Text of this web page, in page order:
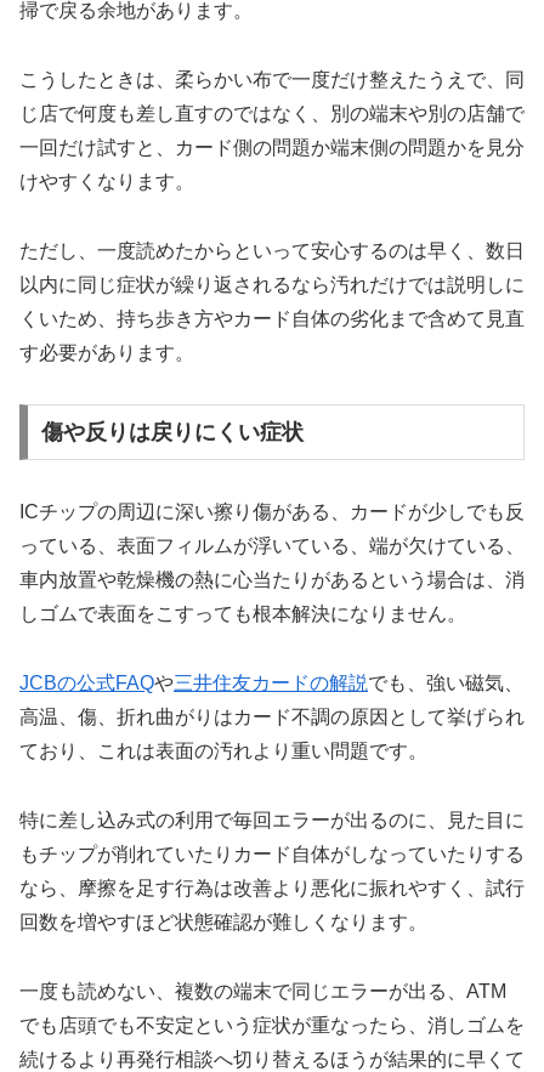
掃で戻る余地があります。
こうしたときは、柔らかい布で一度だけ整えたうえで、同
じ店で何度も差し直すのではなく、別の端末や別の店舗で
一回だけ試すと、カード側の問題か端末側の問題かを見分
けやすくなります。
ただし、一度読めたからといって安心するのは早く、数日
以内に同じ症状が繰り返されるなら汚れだけでは説明しに
くいため、持ち歩き方やカード自体の劣化まで含めて見直
す必要があります。
傷や反りは戻りにくい症状
ICチップの周辺に深い擦り傷がある、カードが少しでも反
っている、表面フィルムが浮いている、端が欠けている、
車内放置や乾燥機の熱に心当たりがあるという場合は、消
しゴムで表面をこすっても根本解決になりません。
JCBの公式FAQや三井住友カードの解説でも、強い磁気、
高温、傷、折れ曲がりはカード不調の原因として挙げられ
ており、これは表面の汚れより重い問題です。
特に差し込み式の利用で毎回エラーが出るのに、見た目に
もチップが削れていたりカード自体がしなっていたりする
なら、摩擦を足す行為は改善より悪化に振れやすく、試行
回数を増やすほど状態確認が難しくなります。
一度も読めない、複数の端末で同じエラーが出る、ATM
でも店頭でも不安定という症状が重なったら、消しゴムを
続けるより再発行相談へ切り替えるほうが結果的に早くて